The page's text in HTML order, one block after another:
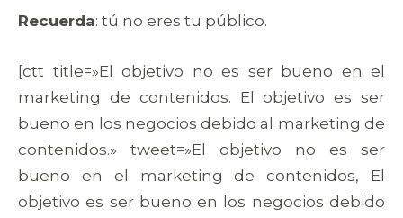
Recuerda: tú no eres tu público.
[ctt title=»El objetivo no es ser bueno en el
marketing de contenidos. El objetivo es ser
bueno en los negocios debido al marketing de
contenidos.» tweet=»El objetivo no es ser
bueno en el marketing de contenidos, El
objetivo es ser bueno en los negocios debido